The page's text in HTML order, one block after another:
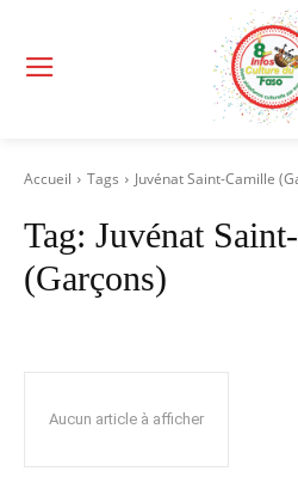
Accueil Tags Juvénat Saint-Camille
Tag: Juvénat
(Garçons)
Aucun article à afficher